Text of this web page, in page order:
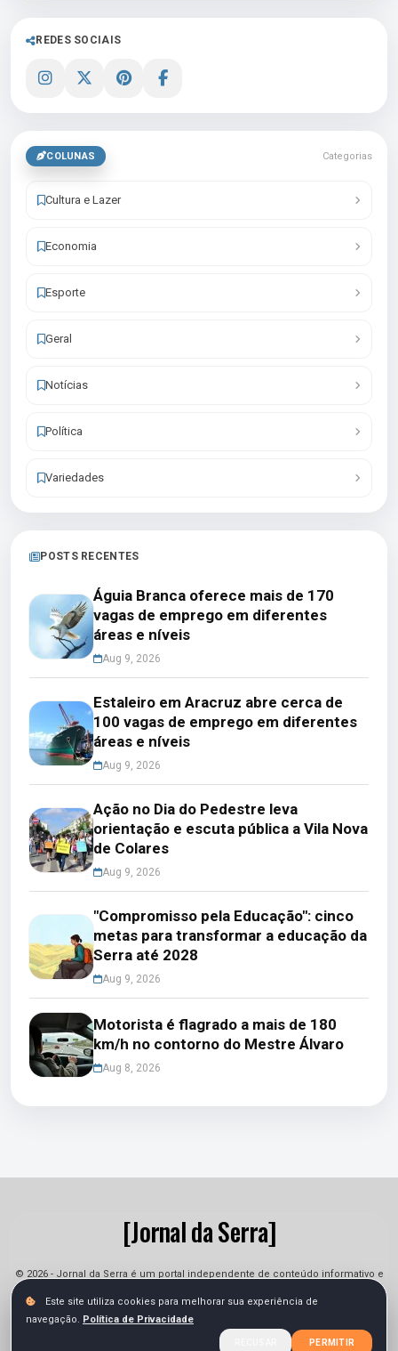
REDES SOCIAIS
COLUNAS Categorias
Cultura e Lazer
Economia
Esporte
Geral
Notícias
Política
Variedades
POSTS RECENTES
Águia Branca oferece mais de 170
vagas de emprego em diferentes
áreas e níveis
Aug 9, 2026
Estaleiro em Aracruz abre cerca de
100 vagas de emprego em diferentes
áreas e níveis
Aug 9, 2026
Ação no Dia do Pedestre leva
orientação e escuta pública a Vila Nova
de Colares
Aug 9, 2026
"Compromisso pela Educação": cinco
metas para transformar a educação da
Serra até 2028
Aug 9, 2026
Motorista é flagrado a mais de 180
km/h no contorno do Mestre Álvaro
Aug 8, 2026
[Jornal da Serra]
© 2026 - Jornal da Serra é um portal independente de conteúdo informativo e
jornalístico. As informações podem sofrer alterações.
Privacidade
Este site utiliza cookies para melhorar sua experiência de
navegação. Política de Privacidade
PERMITIR